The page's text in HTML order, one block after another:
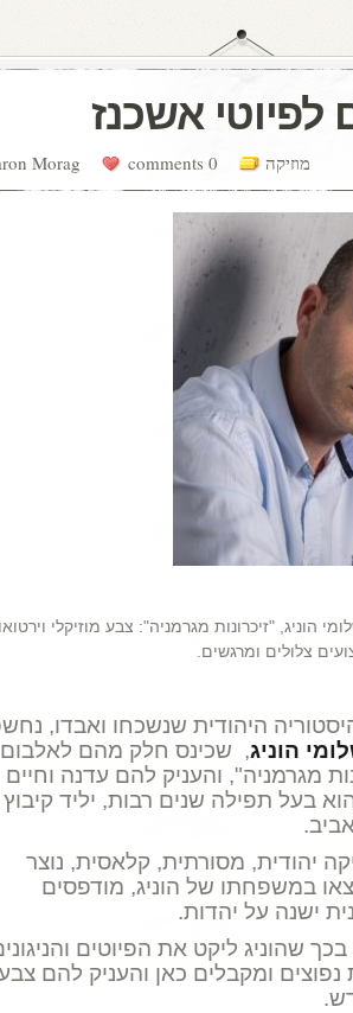
לפיוטי אשכנז
Morag 0 comments מוזיקה
הוניג, "זיכרונות מגרמניה": צבע מוזיקלי
צלולים ומרגשים.
היהודית שנשכחו ואבדו,
הוניג, שכינס חלק מהם לאלבום
מגרמניה", והעניק להם עדנה וחיים
הוניג, 44, הוא בעל תפילה שנים רבות, יליד
יהודית, מסורתית, קלאסית, נוצר
במשפחתו של הוניג, מודפסים
ישנה על יהדות.
שהוניג ליקט את הפיוטים
ומקבלים כאן והעניק להם